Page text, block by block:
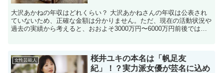
大沢あかねの年収はどれくらい？ 大沢あかねさんの年収は公表され
ていないため、正確な金額は分かりません。ただ、現在の活動状況や
過去の実績から考えると、おおよそ3000万円〜6000万円前後ではな
女性芸能人
桜井ユキの本名は「帆足友
紀」！？実力派女優が芸名に込め